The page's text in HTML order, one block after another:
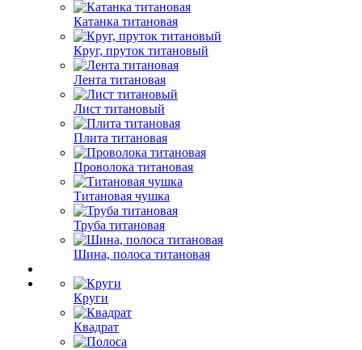
Катанка титановая
Круг, пруток титановый
Лента титановая
Лист титановый
Плита титановая
Проволока титановая
Титановая чушка
Труба титановая
Шина, полоса титановая
Круги
Квадрат